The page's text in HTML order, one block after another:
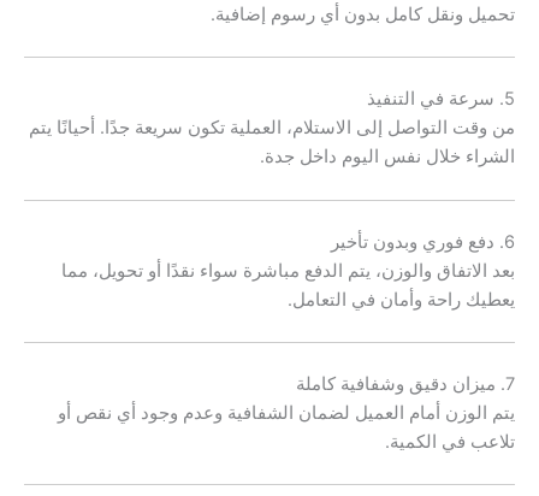
تحميل ونقل كامل بدون أي رسوم إضافية.
5. سرعة في التنفيذ
من وقت التواصل إلى الاستلام، العملية تكون سريعة جدًا. أحيانًا يتم
الشراء خلال نفس اليوم داخل جدة.
6. دفع فوري وبدون تأخير
بعد الاتفاق والوزن، يتم الدفع مباشرة سواء نقدًا أو تحويل، مما
يعطيك راحة وأمان في التعامل.
7. ميزان دقيق وشفافية كاملة
يتم الوزن أمام العميل لضمان الشفافية وعدم وجود أي نقص أو
تلاعب في الكمية.